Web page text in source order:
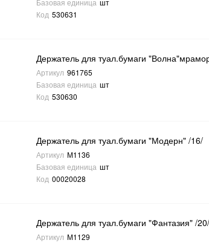
Базовая единица шт
Код 530631
Держатель для туал.бумаги
Артикул 961765
Базовая единица шт
Код 530630
Держатель для туал.бумаги "Модерн" /16/
Артикул М1136
Базовая единица шт
Код 00020028
Держатель для туал.бумаги "Фантазия" /
Артикул М1129